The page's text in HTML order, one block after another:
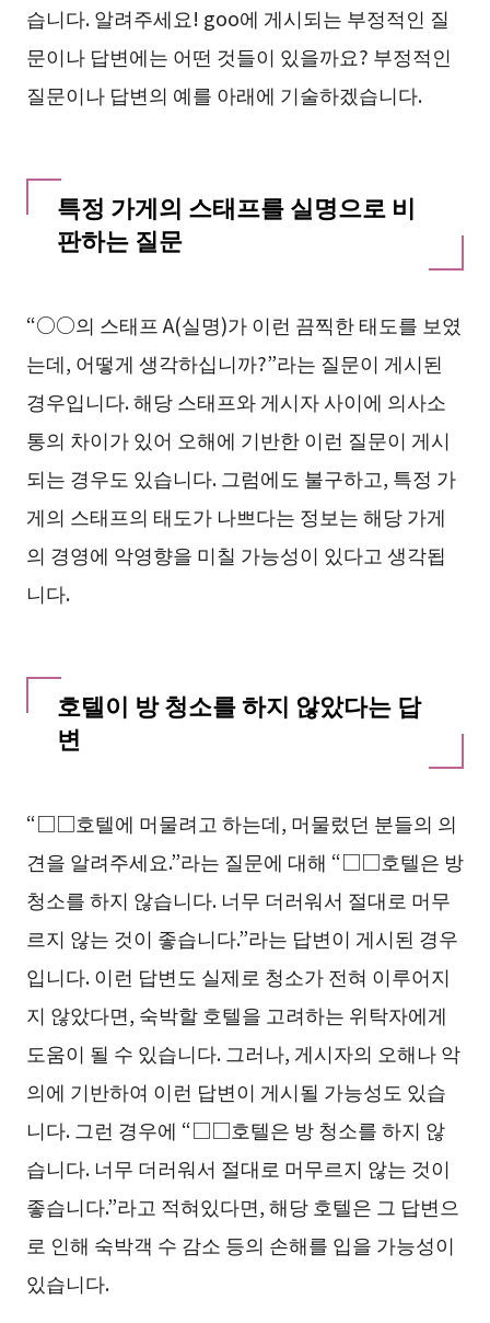
습니다. 알려주세요! goo에 게시되는 부정적인 질
문이나 답변에는 어떤 것들이 있을까요? 부정적인
질문이나 답변의 예를 아래에 기술하겠습니다.
특정 가게의 스태프를 실명으로 비
판하는 질문
“○○의 스태프 A(실명)가 이런 끔찍한 태도를 보였
는데, 어떻게 생각하십니까?”라는 질문이 게시된
경우입니다. 해당 스태프와 게시자 사이에 의사소
통의 차이가 있어 오해에 기반한 이런 질문이 게시
되는 경우도 있습니다. 그럼에도 불구하고, 특정 가
게의 스태프의 태도가 나쁘다는 정보는 해당 가게
의 경영에 악영향을 미칠 가능성이 있다고 생각됩
니다.
호텔이 방 청소를 하지 않았다는 답
변
“□□호텔에 머물려고 하는데, 머물렀던 분들의 의
견을 알려주세요.”라는 질문에 대해 “□□호텔은 방
청소를 하지 않습니다. 너무 더러워서 절대로 머무
르지 않는 것이 좋습니다.”라는 답변이 게시된 경우
입니다. 이런 답변도 실제로 청소가 전혀 이루어지
지 않았다면, 숙박할 호텔을 고려하는 위탁자에게
도움이 될 수 있습니다. 그러나, 게시자의 오해나 악
의에 기반하여 이런 답변이 게시될 가능성도 있습
니다. 그런 경우에 “□□호텔은 방 청소를 하지 않
습니다. 너무 더러워서 절대로 머무르지 않는 것이
좋습니다.”라고 적혀있다면, 해당 호텔은 그 답변으
로 인해 숙박객 수 감소 등의 손해를 입을 가능성이
있습니다.